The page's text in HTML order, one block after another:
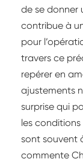
de se donner
contribue à
pour
travers ce
repérer en
ajustements
surprise qui
les
sont souvent
commente